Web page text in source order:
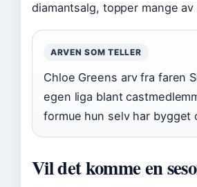
diamantsalg, topper mange
ARVEN SOM TELLER
Chloe Greens arv fra faren
egen liga blant
formue hun selv har bygget
Vil det komme en